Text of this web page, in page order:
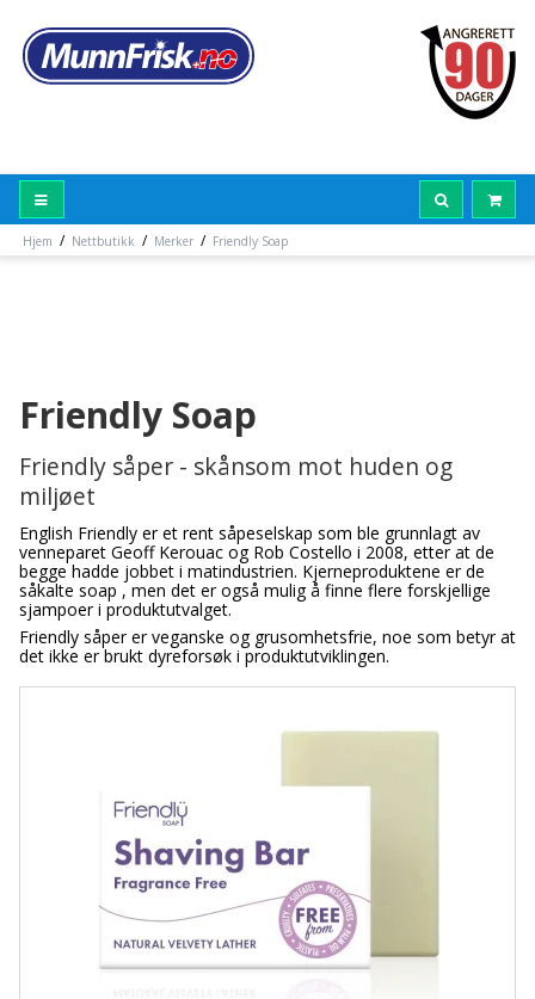
Hjem / Nettbutikk / Merker / Friendly Soap
Friendly Soap
Friendly såper - skånsom mot huden og
miljøet
English Friendly er et rent såpeselskap som ble grunnlagt av
venneparet Geoff Kerouac og Rob Costello i 2008, etter at de
begge hadde jobbet i matindustrien. Kjerneproduktene er de
såkalte soap , men det er også mulig å finne flere forskjellige
sjampoer i produktutvalget.
Friendly såper er veganske og grusomhetsfrie, noe som betyr at
det ikke er brukt dyreforsøk i produktutviklingen.